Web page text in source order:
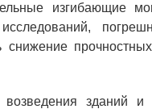
изгибающие
снижение
возведения зданий